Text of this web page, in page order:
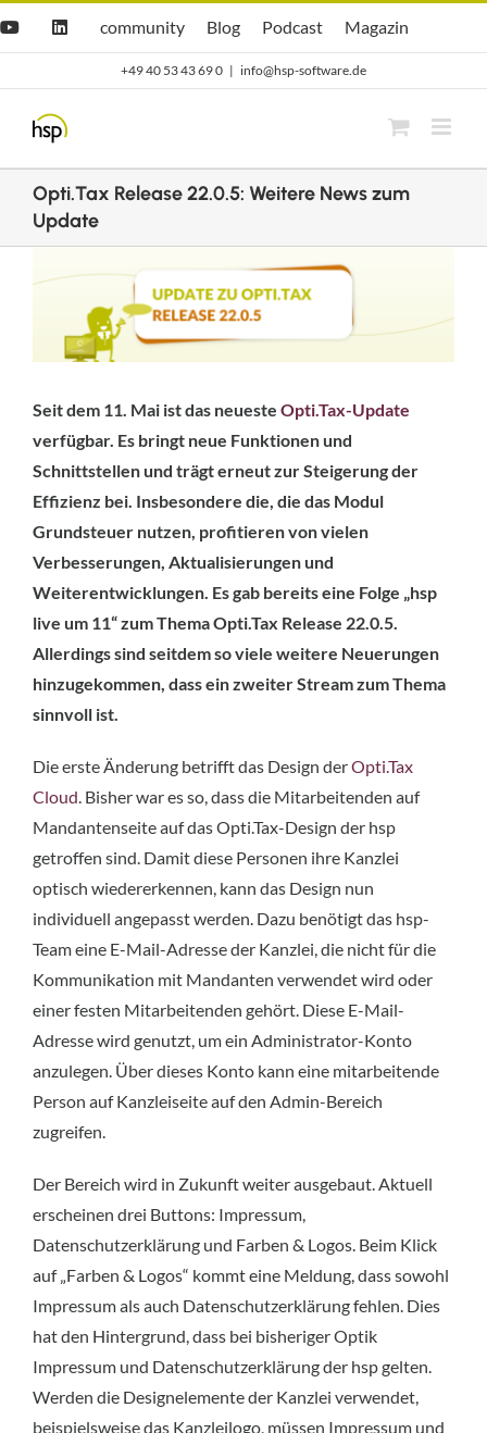
YouTubeLinkedIn
Hsp
community
community
hsp
Blog
Blog Opti.Cast
Podcast Opti.Mag
Magazin
+49 40 53 43 69 0 | info@hsp-software.de
Opti.Tax Release 22.0.5: Weitere News zum
Update
grösseres
Seit dem 11. Mai ist das neueste Opti.Tax-Update
verfügbar. Es bringt neue Funktionen und
Schnittstellen und trägt erneut zur Steigerung der
Effizienz bei. Insbesondere die, die das Modul
Grundsteuer nutzen, profitieren von vielen
Verbesserungen, Aktualisierungen und
Weiterentwicklungen. Es gab bereits eine Folge „hsp
live um 11“ zum Thema Opti.Tax Release 22.0.5.
Allerdings sind seitdem so viele weitere Neuerungen
hinzugekommen, dass ein zweiter Stream zum Thema
sinnvoll ist.
Die erste Änderung betrifft das Design derOpti.Tax
Cloud. Bisher war es so, dass die Mitarbeitenden auf
Mandantenseite auf das Opti.Tax-Design der hsp
getroffen sind. Damit diese Personen ihre Kanzlei
optisch wiedererkennen, kann das Design nun
individuell angepasst werden. Dazu benötigt das hsp-
Team eine E-Mail-Adresse der Kanzlei, die nicht für die
Kommunikation mit Mandanten verwendet wird oder
einer festen Mitarbeitenden gehört. Diese E-Mail-
Adresse wird genutzt, um ein Administrator-Konto
anzulegen. Über dieses Konto kann eine mitarbeitende
Person auf Kanzleiseite auf den Admin-Bereich
zugreifen.
Der Bereich wird in Zukunft weiter ausgebaut. Aktuell
erscheinen drei Buttons: Impressum,
Datenschutzerklärung und Farben & Logos. Beim Klick
auf „Farben & Logos“ kommt eine Meldung, dass sowohl
Impressum als auch Datenschutzerklärung fehlen. Dies
hat den Hintergrund, dass bei bisheriger Optik
Impressum und Datenschutzerklärung der hsp gelten.
Werden die Designelemente der Kanzlei verwendet,
beispielsweise das Kanzleilogo, müssen Impressum und